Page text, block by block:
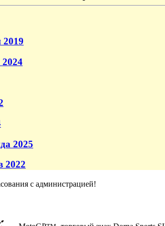
2025
2022
с администрацией!